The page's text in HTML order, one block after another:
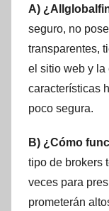
A)
seguro, no
transparentes,
el sitio web y la
características
poco segura.
B) ¿Cómo
tipo de brokers
veces para
prometerán